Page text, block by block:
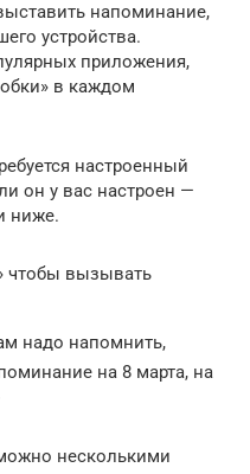
напоминание,
устройства.
приложения,
в каждом
настроенный
он у вас настроен —
ниже.
чтобы вызывать
надо напомнить,
на 8 марта, на
несколькими